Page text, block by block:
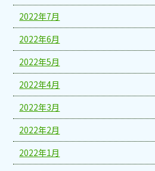
2022年7月
2022年6月
2022年5月
2022年4月
2022年3月
2022年2月
2022年1月